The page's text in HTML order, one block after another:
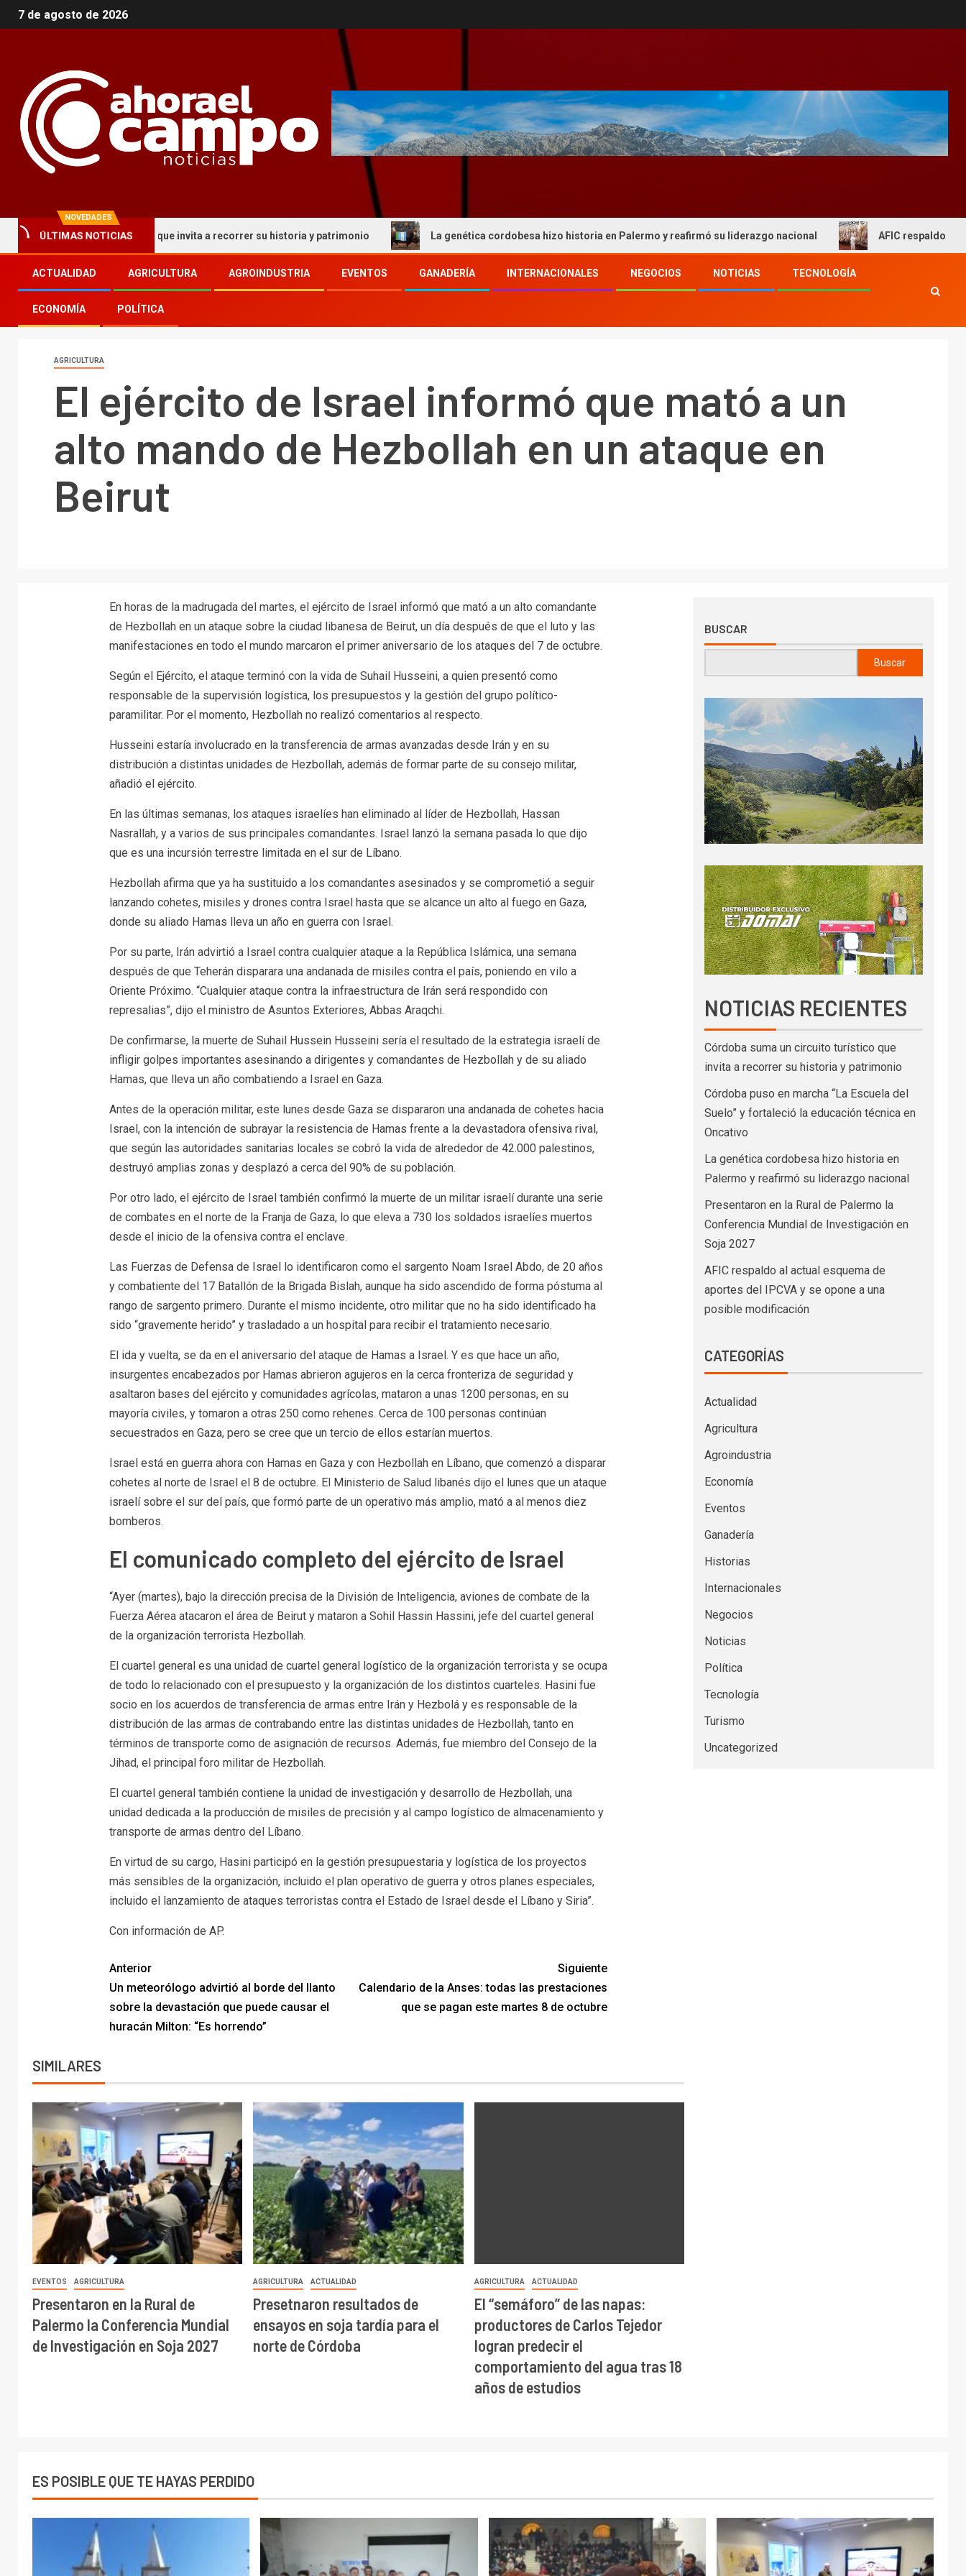
7 de agosto de 2026
NOVEDADES
ÚLTIMAS NOTICIAS
un circuito turístico que invita a recorrer su historia y patrimonio La genética cordobesa hizo historia en Palermo y reafirmó su liderazgo nacional AFIC respaldo al actual
ACTUALIDAD AGRICULTURA AGROINDUSTRIA EVENTOS GANADERÍA INTERNACIONALES NEGOCIOS NOTICIAS TECNOLOGÍA
ECONOMÍA POLÍTICA
AGRICULTURA
El ejército de Israel informó que mató a un
alto mando de Hezbollah en un ataque en
Beirut
En horas de la madrugada del martes, el ejército de Israel informó que mató a un alto comandante
de Hezbollah en un ataque sobre la ciudad libanesa de Beirut, un día después de que el luto y las
manifestaciones en todo el mundo marcaron el primer aniversario de los ataques del 7 de octubre.
Según el Ejército, el ataque terminó con la vida de Suhail Husseini, a quien presentó como
responsable de la supervisión logística, los presupuestos y la gestión del grupo político-
paramilitar. Por el momento, Hezbollah no realizó comentarios al respecto.
Husseini estaría involucrado en la transferencia de armas avanzadas desde Irán y en su
distribución a distintas unidades de Hezbollah, además de formar parte de su consejo militar,
añadió el ejército.
En las últimas semanas, los ataques israelíes han eliminado al líder de Hezbollah, Hassan
Nasrallah, y a varios de sus principales comandantes. Israel lanzó la semana pasada lo que dijo
que es una incursión terrestre limitada en el sur de Líbano.
Hezbollah afirma que ya ha sustituido a los comandantes asesinados y se comprometió a seguir
lanzando cohetes, misiles y drones contra Israel hasta que se alcance un alto al fuego en Gaza,
donde su aliado Hamas lleva un año en guerra con Israel.
Por su parte, Irán advirtió a Israel contra cualquier ataque a la República Islámica, una semana
después de que Teherán disparara una andanada de misiles contra el país, poniendo en vilo a
Oriente Próximo. “Cualquier ataque contra la infraestructura de Irán será respondido con
represalias”, dijo el ministro de Asuntos Exteriores, Abbas Araqchi.
De confirmarse, la muerte de Suhail Hussein Husseini sería el resultado de la estrategia israelí de
infligir golpes importantes asesinando a dirigentes y comandantes de Hezbollah y de su aliado
Hamas, que lleva un año combatiendo a Israel en Gaza.
Antes de la operación militar, este lunes desde Gaza se dispararon una andanada de cohetes hacia
Israel, con la intención de subrayar la resistencia de Hamas frente a la devastadora ofensiva rival,
que según las autoridades sanitarias locales se cobró la vida de alrededor de 42.000 palestinos,
destruyó amplias zonas y desplazó a cerca del 90% de su población.
Por otro lado, el ejército de Israel también confirmó la muerte de un militar israelí durante una serie
de combates en el norte de la Franja de Gaza, lo que eleva a 730 los soldados israelíes muertos
desde el inicio de la ofensiva contra el enclave.
Las Fuerzas de Defensa de Israel lo identificaron como el sargento Noam Israel Abdo, de 20 años
y combatiente del 17 Batallón de la Brigada Bislah, aunque ha sido ascendido de forma póstuma al
rango de sargento primero. Durante el mismo incidente, otro militar que no ha sido identificado ha
sido “gravemente herido” y trasladado a un hospital para recibir el tratamiento necesario.
El ida y vuelta, se da en el aniversario del ataque de Hamas a Israel. Y es que hace un año,
insurgentes encabezados por Hamas abrieron agujeros en la cerca fronteriza de seguridad y
asaltaron bases del ejército y comunidades agrícolas, mataron a unas 1200 personas, en su
mayoría civiles, y tomaron a otras 250 como rehenes. Cerca de 100 personas continúan
secuestrados en Gaza, pero se cree que un tercio de ellos estarían muertos.
Israel está en guerra ahora con Hamas en Gaza y con Hezbollah en Líbano, que comenzó a disparar
cohetes al norte de Israel el 8 de octubre. El Ministerio de Salud libanés dijo el lunes que un ataque
israelí sobre el sur del país, que formó parte de un operativo más amplio, mató a al menos diez
bomberos.
El comunicado completo del ejército de Israel
“Ayer (martes), bajo la dirección precisa de la División de Inteligencia, aviones de combate de la
Fuerza Aérea atacaron el área de Beirut y mataron a Sohil Hassin Hassini, jefe del cuartel general
de la organización terrorista Hezbollah.
El cuartel general es una unidad de cuartel general logístico de la organización terrorista y se ocupa
de todo lo relacionado con el presupuesto y la organización de los distintos cuarteles. Hasini fue
socio en los acuerdos de transferencia de armas entre Irán y Hezbolá y es responsable de la
distribución de las armas de contrabando entre las distintas unidades de Hezbollah, tanto en
términos de transporte como de asignación de recursos. Además, fue miembro del Consejo de la
Jihad, el principal foro militar de Hezbollah.
El cuartel general también contiene la unidad de investigación y desarrollo de Hezbollah, una
unidad dedicada a la producción de misiles de precisión y al campo logístico de almacenamiento y
transporte de armas dentro del Líbano.
En virtud de su cargo, Hasini participó en la gestión presupuestaria y logística de los proyectos
más sensibles de la organización, incluido el plan operativo de guerra y otros planes especiales,
incluido el lanzamiento de ataques terroristas contra el Estado de Israel desde el Líbano y Siria”.
Con información de AP.
Anterior
Un meteorólogo advirtió al borde del llanto
sobre la devastación que puede causar el
huracán Milton: “Es horrendo”
Siguiente
Calendario de la Anses: todas las prestaciones
que se pagan este martes 8 de octubre
SIMILARES
EVENTOS AGRICULTURA
Presentaron en la Rural de
Palermo la Conferencia Mundial
de Investigación en Soja 2027
AGRICULTURA ACTUALIDAD
Presetnaron resultados de
ensayos en soja tardía para el
norte de Córdoba
AGRICULTURA ACTUALIDAD
El “semáforo” de las napas:
productores de Carlos Tejedor
logran predecir el
comportamiento del agua tras 18
años de estudios
BUSCAR
Buscar
NOTICIAS RECIENTES
Córdoba suma un circuito turístico que
invita a recorrer su historia y patrimonio
Córdoba puso en marcha “La Escuela del
Suelo” y fortaleció la educación técnica en
Oncativo
La genética cordobesa hizo historia en
Palermo y reafirmó su liderazgo nacional
Presentaron en la Rural de Palermo la
Conferencia Mundial de Investigación en
Soja 2027
AFIC respaldo al actual esquema de
aportes del IPCVA y se opone a una
posible modificación
CATEGORÍAS
Actualidad
Agricultura
Agroindustria
Economía
Eventos
Ganadería
Historias
Internacionales
Negocios
Noticias
Política
Tecnología
Turismo
Uncategorized
ES POSIBLE QUE TE HAYAS PERDIDO